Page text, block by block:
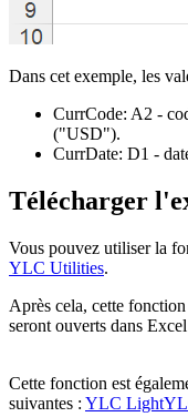
Dans cet exemple, les
CurrCode: A2 -
("USD").
CurrDate: D1 -
Télécharger
Vous pouvez utiliser la
YLC Utilities.
Après cela, cette
seront ouverts dans
Cette fonction est
suivantes : YLC Light